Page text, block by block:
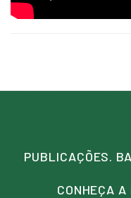
PUBLICAÇÕES.
CONHEÇA